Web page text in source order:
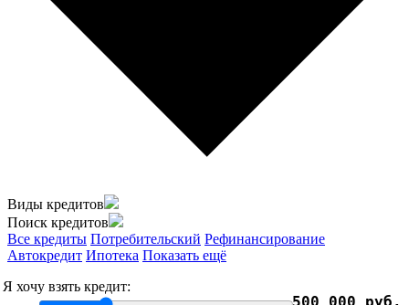
Виды кредитов
Поиск кредитов
Все кредиты Потребительский Рефинансирование
Автокредит Ипотека Показать ещё
Я хочу взять кредит: